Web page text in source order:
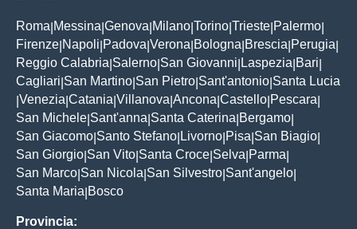
Roma Messina Genova Milano Torino Trieste Palermo
Firenze Napoli Padova Verona Bologna Brescia Perugia
Reggio Calabria Salerno San Giovanni Laspezia Bari
Cagliari San Martino San Pietro Sant'antonio Santa Lucia
Venezia Catania Villanova Ancona Castello Pescara
San Michele Sant'anna Santa Caterina Bergamo
San Giacomo Santo Stefano Livorno Pisa San Biagio
San Giorgio San Vito Santa Croce Selva Parma
San Marco San Nicola San Silvestro Sant'angelo
Santa Maria Bosco
Provincia: